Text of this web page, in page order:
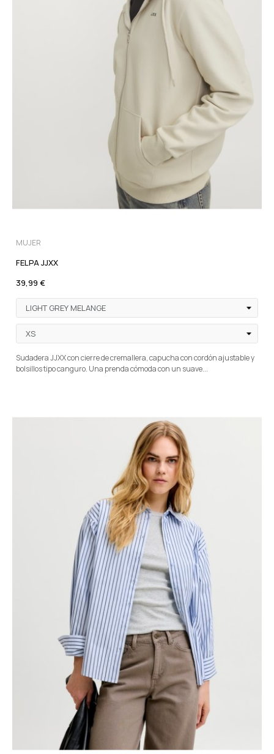
MUJER
FELPA JJXX
39,99 €
Sudadera JJXX con cierre de cremallera, capucha con cordón ajustable y
bolsillos tipo canguro. Una prenda cómoda con un suave...